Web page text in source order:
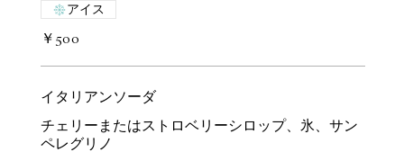
￥500
アイス
イタリアンソーダ
チェリーまたはストロベリーシロップ、氷、サン
ペレグリノ